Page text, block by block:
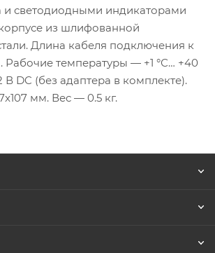
светодиодными индикаторами
из шлифованной
Длина кабеля подключения к
Рабочие температуры — +1 °С… +40
В DC (без адаптера в комплекте).
мм. Вес — 0.5 кг.